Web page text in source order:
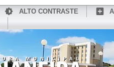
ALTO CONTRASTE